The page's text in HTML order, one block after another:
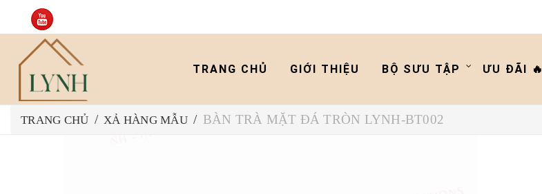
TRANG CHỦ GIỚI THIỆU BỘ SƯU TẬP ƯU ĐÃI 🔥
TRANG CHỦ / XẢ HÀNG MẪU / BÀN TRÀ MẶT ĐÁ TRÒN LYNH-BT002